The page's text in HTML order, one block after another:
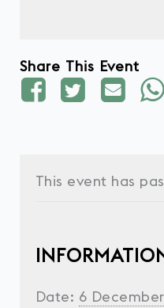
Share This Event
This event has
Date: 6